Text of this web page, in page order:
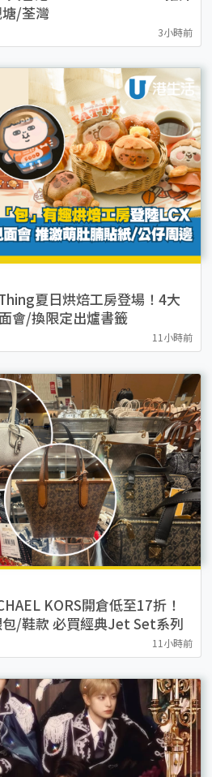
/荃灣
3小時前
夏日烘焙工房登場！4大
會/換限定出爐書籤
11小時前
KORS開倉低至17折！
/鞋款 必買經典Jet Set系列
11小時前